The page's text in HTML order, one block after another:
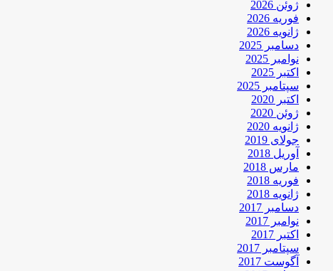
ژوئن 2026
فوریه 2026
ژانویه 2026
دسامبر 2025
نوامبر 2025
اکتبر 2025
سپتامبر 2025
اکتبر 2020
ژوئن 2020
ژانویه 2020
جولای 2019
آوریل 2018
مارس 2018
فوریه 2018
ژانویه 2018
دسامبر 2017
نوامبر 2017
اکتبر 2017
سپتامبر 2017
آگوست 2017